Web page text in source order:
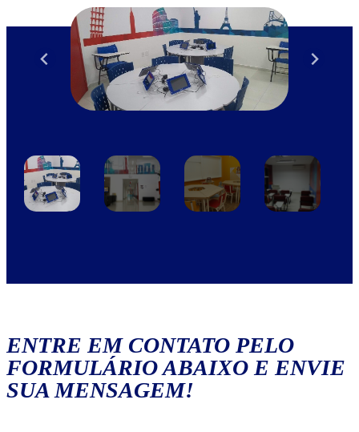
ENTRE EM CONTATO PELO
FORMULÁRIO ABAIXO E ENVIE
SUA MENSAGEM!